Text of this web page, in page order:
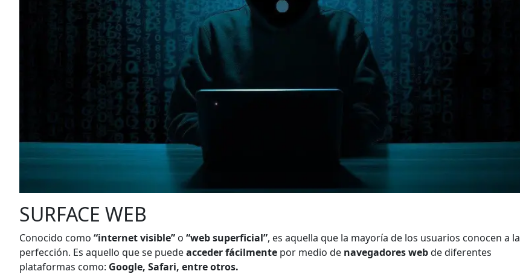
SURFACE WEB
Conocido como “internet visible” o “web superficial”, es aquella que la mayoría de los usuarios conocen a la
perfección. Es aquello que se puedeacceder fácilmente por medio de navegadores webde diferentes
plataformas como: Google, Safari, entre otros.